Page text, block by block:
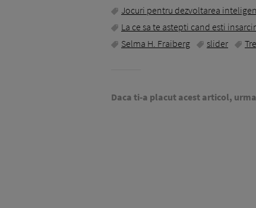
Jocuri pentru dezvoltarea
La ce sa te astepti cand esti
Selma H. Fraiberg
slider
Daca ti-a placut acest articol,